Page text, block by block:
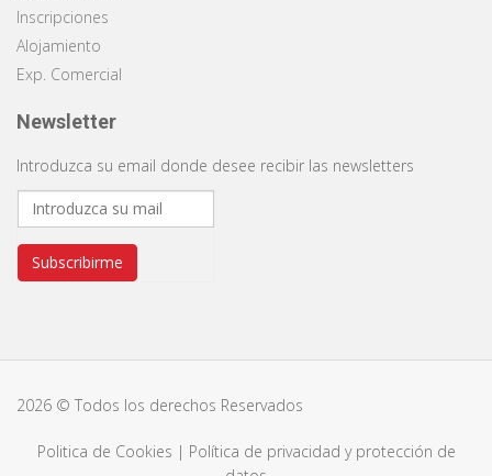
Inscripciones
Alojamiento
Exp. Comercial
Newsletter
Introduzca su email donde desee recibir las newsletters
Subscribirme
2026 © Todos los derechos Reservados
Politica de Cookies | Política de privacidad y protección de